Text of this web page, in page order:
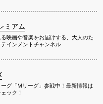
ミアム
映画や音楽をお届けする、大人のた
インメントチャンネル
グ「Mリーグ」参戦中！最新情報は
ック！